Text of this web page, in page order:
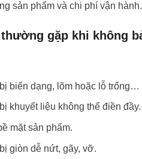
sản phẩm và chi phí vận hành.
gặp khi không
biến dạng, lõm hoặc lỗ trống…
khuyết liệu không thể điền đầy.
mặt sản phẩm.
giòn dễ nứt, gãy, vỡ.